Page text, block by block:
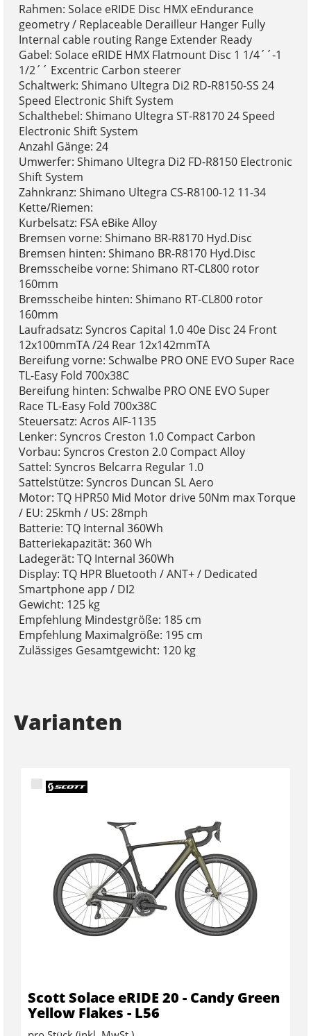
Rahmen: Solace eRIDE Disc HMX eEndurance
geometry / Replaceable Derailleur Hanger Fully
Internal cable routing Range Extender Ready
Gabel: Solace eRIDE HMX Flatmount Disc 1 1/4´´-1
1/2´´ Excentric Carbon steerer
Schaltwerk: Shimano Ultegra Di2 RD-R8150-SS 24
Speed Electronic Shift System
Schalthebel: Shimano Ultegra ST-R8170 24 Speed
Electronic Shift System
Anzahl Gänge: 24
Umwerfer: Shimano Ultegra Di2 FD-R8150 Electronic
Shift System
Zahnkranz: Shimano Ultegra CS-R8100-12 11-34
Kette/Riemen:
Kurbelsatz: FSA eBike Alloy
Bremsen vorne: Shimano BR-R8170 Hyd.Disc
Bremsen hinten: Shimano BR-R8170 Hyd.Disc
Bremsscheibe vorne: Shimano RT-CL800 rotor
160mm
Bremsscheibe hinten: Shimano RT-CL800 rotor
160mm
Laufradsatz: Syncros Capital 1.0 40e Disc 24 Front
12x100mmTA /24 Rear 12x142mmTA
Bereifung vorne: Schwalbe PRO ONE EVO Super Race
TL-Easy Fold 700x38C
Bereifung hinten: Schwalbe PRO ONE EVO Super
Race TL-Easy Fold 700x38C
Steuersatz: Acros AIF-1135
Lenker: Syncros Creston 1.0 Compact Carbon
Vorbau: Syncros Creston 2.0 Compact Alloy
Sattel: Syncros Belcarra Regular 1.0
Sattelstütze: Syncros Duncan SL Aero
Motor: TQ HPR50 Mid Motor drive 50Nm max Torque
/ EU: 25kmh / US: 28mph
Batterie: TQ Internal 360Wh
Batteriekapazität: 360 Wh
Ladegerät: TQ Internal 360Wh
Display: TQ HPR Bluetooth / ANT+ / Dedicated
Smartphone app / DI2
Gewicht: 125 kg
Empfehlung Mindestgröße: 185 cm
Empfehlung Maximalgröße: 195 cm
Zulässiges Gesamtgewicht: 120 kg
Varianten
Scott Solace eRIDE 20 - Candy Green
Yellow Flakes - L56